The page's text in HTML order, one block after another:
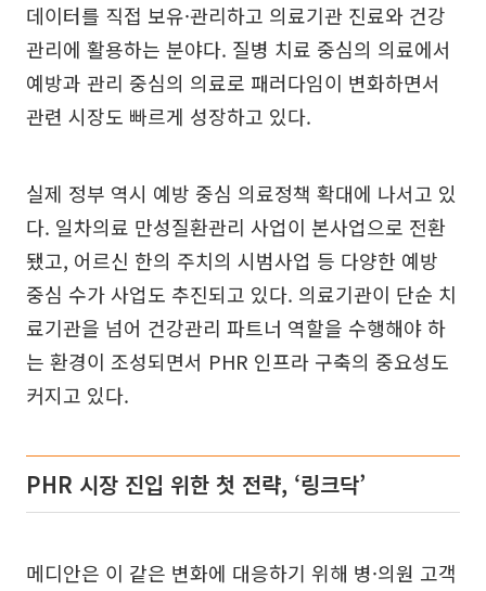
데이터를 직접 보유·관리하고 의료기관 진료와 건강
관리에 활용하는 분야다. 질병 치료 중심의 의료에서
예방과 관리 중심의 의료로 패러다임이 변화하면서
관련 시장도 빠르게 성장하고 있다.
실제 정부 역시 예방 중심 의료정책 확대에 나서고 있
다. 일차의료 만성질환관리 사업이 본사업으로 전환
됐고, 어르신 한의 주치의 시범사업 등 다양한 예방
중심 수가 사업도 추진되고 있다. 의료기관이 단순 치
료기관을 넘어 건강관리 파트너 역할을 수행해야 하
는 환경이 조성되면서 PHR 인프라 구축의 중요성도
커지고 있다.
PHR 시장 진입 위한 첫 전략, ‘링크닥’
메디안은 이 같은 변화에 대응하기 위해 병·의원 고객